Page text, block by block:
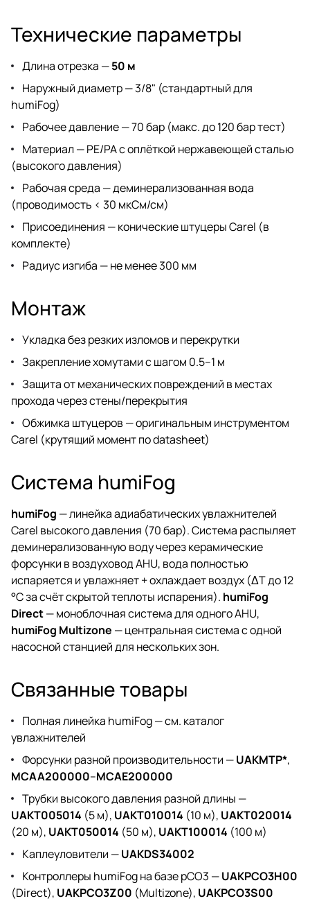
Технические параметры
Длина отрезка —50 м
Наружный диаметр — 3/8" (стандартный для
humiFog)
Рабочее давление — 70 бар (макс. до 120 бар тест)
Материал — PE/PA с оплёткой нержавеющей сталью
(высокого давления)
Рабочая среда — деминерализованная вода
(проводимость < 30 мкСм/см)
Присоединения — конические штуцеры Carel (в
комплекте)
Радиус изгиба — не менее 300 мм
Монтаж
Укладка без резких изломов и перекрутки
Закрепление хомутами с шагом 0.5–1 м
Защита от механических повреждений в местах
прохода через стены/перекрытия
Обжимка штуцеров — оригинальным инструментом
Carel (крутящий момент по datasheet)
Система humiFog
humiFog — линейка адиабатических увлажнителей
Carel высокого давления (70 бар). Система распыляет
деминерализованную воду через керамические
форсунки в воздуховод AHU, вода полностью
испаряется и увлажняет + охлаждает воздух (ΔT до 12
°C за счёт скрытой теплоты испарения). humiFog
Direct— моноблочная система для одного AHU,
humiFog Multizone — центральная система с одной
насосной станцией для нескольких зон.
Связанные товары
Полная линейка humiFog —см. каталог
увлажнителей
Форсунки разной производительности —UAKMTP*,
MCAA200000–MCAE200000
Трубки высокого давления разной длины —
UAKT005014 (5 м), UAKT010014 (10 м), UAKT020014
(20 м), UAKT050014 (50 м), UAKT100014 (100 м)
Каплеуловители —UAKDS34002
Контроллеры humiFog на базе pCO3 —UAKPCO3H00
(Direct), UAKPCO3Z00 (Multizone), UAKPCO3S00